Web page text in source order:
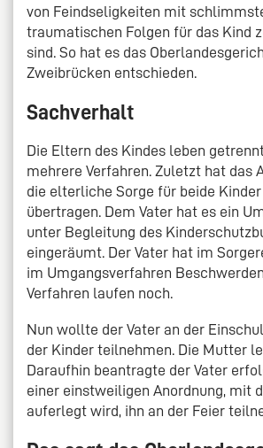
von Feindseligkeiten mit
traumatischen Folgen für das Kind
sind. So hat es das
Zweibrücken entschieden.
Sachverhalt
Die Eltern des Kindes leben
mehrere Verfahren. Zuletzt hat das
die elterliche Sorge für beide
übertragen. Dem Vater hat es ein
unter Begleitung des
eingeräumt. Der Vater hat im
im Umgangsverfahren
Verfahren laufen noch.
Nun wollte der Vater an der
der Kinder teilnehmen. Die Mutter
Daraufhin beantragte der Vater
einer einstweiligen Anordnung, mit
auferlegt wird, ihn an der Feier